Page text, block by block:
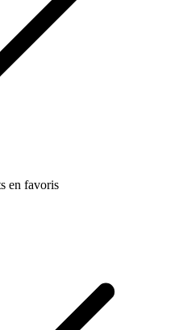
en favoris